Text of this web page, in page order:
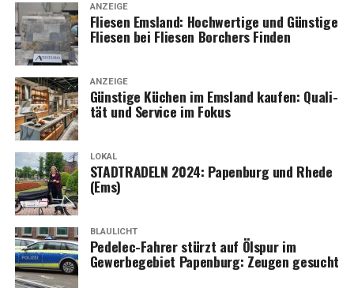
ANZEIGE
Flie­sen Ems­land: Hoch­wer­ti­ge und Güns­ti­ge
Flie­sen bei Flie­sen Bor­chers Finden
ANZEIGE
Güns­ti­ge Küchen im Ems­land kau­fen: Qua­li­
tät und Ser­vice im Fokus
LOKAL
STADTRADELN 2024: Papen­burg und Rhe­de
(Ems)
BLAULICHT
Pedelec-Fah­rer stürzt auf Ölspur im
Gewer­be­ge­biet Papen­burg: Zeu­gen gesucht